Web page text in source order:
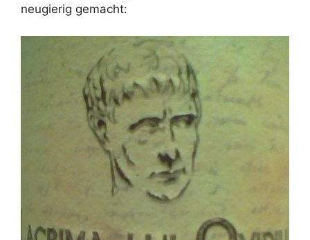
neugierig gemacht: